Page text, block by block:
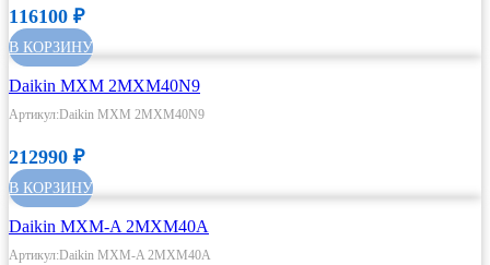
116100 ₽
В КОРЗИНУ
Daikin MXM 2MXM40N9
Артикул:Daikin MXM 2MXM40N9
212990 ₽
В КОРЗИНУ
Daikin MXM-A 2MXM40A
Артикул:Daikin MXM-A 2MXM40A